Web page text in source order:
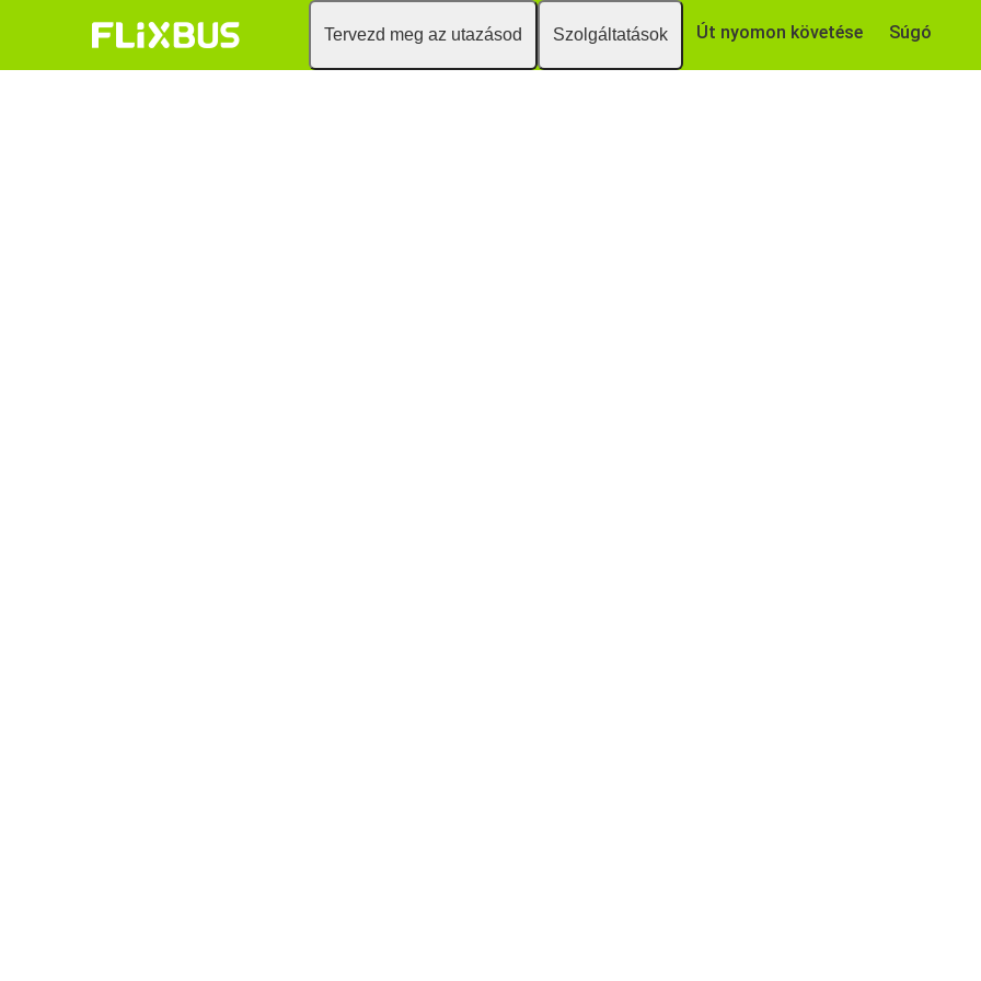
Tervezd meg az utazásod Szolgáltatások Út nyomon követése Súgó